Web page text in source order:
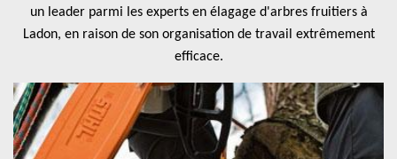
un leader parmi les experts en élagage d'arbres fruitiers à
Ladon, en raison de son organisation de travail extrêmement
efficace.